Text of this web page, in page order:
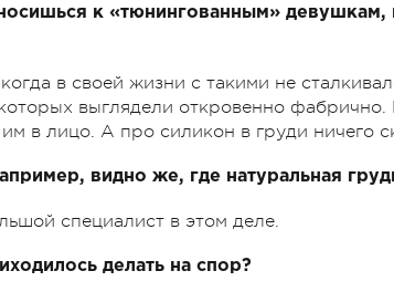
к «тюнингованным» девушкам,
в своей жизни с такими не
выглядели откровенно
в лицо. А про силикон в груди ничего
видно же, где натуральная
специалист в этом деле.
делать на спор?